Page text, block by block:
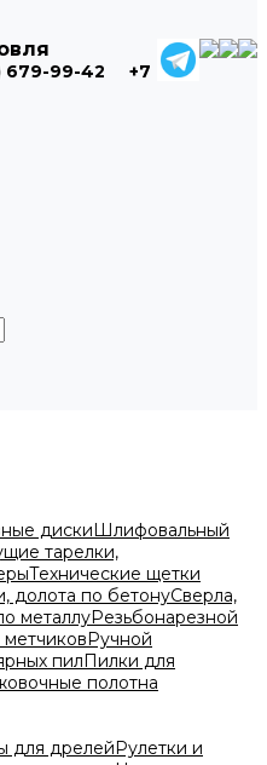
679-99-42
+7
дискиШлифовальный
тарелки,
Технические щетки
долота по бетонуСверла,
металлуРезьбонарезной
Ручной
пилПилки для
полотна
для дрелейРулетки и